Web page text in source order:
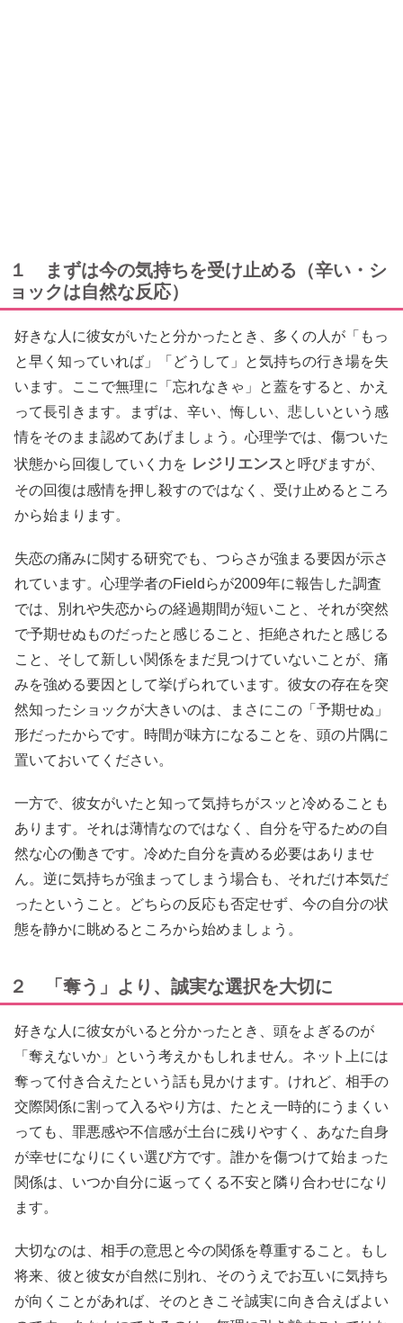
１ まずは今の気持ちを受け止める（辛い・シ
ョックは自然な反応）
好きな人に彼女がいたと分かったとき、多くの人が「もっ
と早く知っていれば」「どうして」と気持ちの行き場を失
います。ここで無理に「忘れなきゃ」と蓋をすると、かえ
って長引きます。まずは、辛い、悔しい、悲しいという感
情をそのまま認めてあげましょう。心理学では、傷ついた
状態から回復していく力を レジリエンスと呼びますが、
その回復は感情を押し殺すのではなく、受け止めるところ
から始まります。
失恋の痛みに関する研究でも、つらさが強まる要因が示さ
れています。心理学者のFieldらが2009年に報告した調査
では、別れや失恋からの経過期間が短いこと、それが突然
で予期せぬものだったと感じること、拒絶されたと感じる
こと、そして新しい関係をまだ見つけていないことが、痛
みを強める要因として挙げられています。彼女の存在を突
然知ったショックが大きいのは、まさにこの「予期せぬ」
形だったからです。時間が味方になることを、頭の片隅に
置いておいてください。
一方で、彼女がいたと知って気持ちがスッと冷めることも
あります。それは薄情なのではなく、自分を守るための自
然な心の働きです。冷めた自分を責める必要はありませ
ん。逆に気持ちが強まってしまう場合も、それだけ本気だ
ったということ。どちらの反応も否定せず、今の自分の状
態を静かに眺めるところから始めましょう。
２ 「奪う」より、誠実な選択を大切に
好きな人に彼女がいると分かったとき、頭をよぎるのが
「奪えないか」という考えかもしれません。ネット上には
奪って付き合えたという話も見かけます。けれど、相手の
交際関係に割って入るやり方は、たとえ一時的にうまくい
っても、罪悪感や不信感が土台に残りやすく、あなた自身
が幸せになりにくい選び方です。誰かを傷つけて始まった
関係は、いつか自分に返ってくる不安と隣り合わせになり
ます。
大切なのは、相手の意思と今の関係を尊重すること。もし
将来、彼と彼女が自然に別れ、そのうえでお互いに気持ち
が向くことがあれば、そのときこそ誠実に向き合えばよい